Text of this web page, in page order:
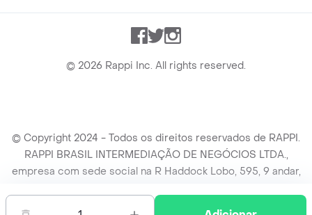
Facebook
TwitterInstagram
© 2026 Rappi Inc. All rights reserved.
© Copyright 2024 - Todos os direitos reservados de RAPPI.
RAPPI BRASIL INTERMEDIAÇÃO DE NEGÓCIOS LTDA.,
empresa com sede social na R Haddock Lobo, 595, 9 andar,